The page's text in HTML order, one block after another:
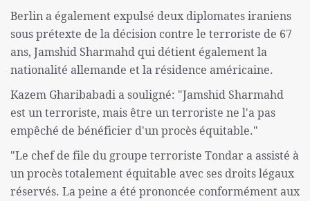
Berlin a également expulsé deux diplomates iraniens
sous prétexte de la décision contre le terroriste de 67
ans, Jamshid Sharmahd qui détient également la
nationalité allemande et la résidence américaine.
Kazem Gharibabadi a souligné: "Jamshid Sharmahd
est un terroriste, mais être un terroriste ne l'a pas
empêché de bénéficier d'un procès équitable."
"Le chef de file du groupe terroriste Tondar a assisté à
un procès totalement équitable avec ses droits légaux
réservés. La peine a été prononcée conformément aux